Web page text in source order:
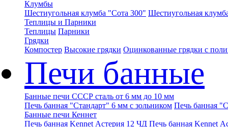
Клумбы
Шестиугольная клумба "Сота 300" Шестиугольная
Теплицы и Парники
Теплицы Парники
Грядки
Компостер Высокие грядки Оцинкованные грядки с
Печи банные
Банные печи СССР сталь от 6 мм до 10 мм
Печь банная "Стандарт" 6 мм с зольником Печь банная
Банные печи Кеннет
Печь банная Kennet Астерия 12 ЧД Печь банная Kennet